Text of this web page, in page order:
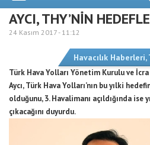
AYCI, THY’NİN
24 Kasım 2017 - 11:12
Havacılık Haberleri,
Türk Hava Yolları Yönetim Kurulu ve
Aycı, Türk Hava Yolları’nın bu yılki
olduğunu, 3. Havalimanı açıldığında
çıkacağını duyurdu.